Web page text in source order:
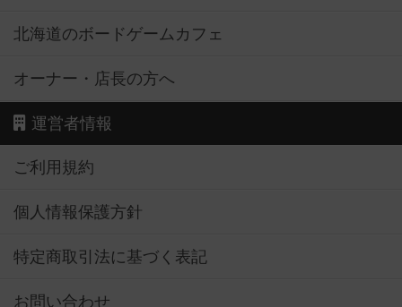
北海道のボードゲームカフェ
オーナー・店長の方へ
運営者情報
ご利用規約
個人情報保護方針
特定商取引法に基づく表記
お問い合わせ